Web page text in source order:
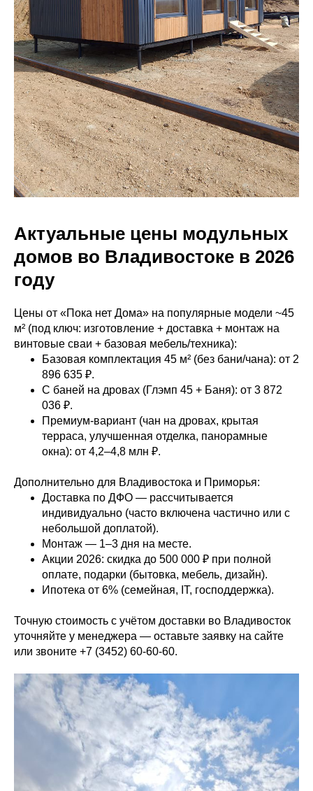
Актуальные цены модульных
домов во Владивостоке в 2026
году
Цены от «Пока нет Дома» на популярные модели ~45
м² (под ключ: изготовление + доставка + монтаж на
винтовые сваи + базовая мебель/техника):
Базовая комплектация 45 м² (без бани/чана): от 2
896 635 ₽.
С баней на дровах (Глэмп 45 + Баня): от 3 872
036 ₽.
Премиум-вариант (чан на дровах, крытая
терраса, улучшенная отделка, панорамные
окна): от 4,2–4,8 млн ₽.
Дополнительно для Владивостока и Приморья:
Доставка по ДФО — рассчитывается
индивидуально (часто включена частично или с
небольшой доплатой).
Монтаж — 1–3 дня на месте.
Акции 2026: скидка до 500 000 ₽ при полной
оплате, подарки (бытовка, мебель, дизайн).
Ипотека от 6% (семейная, IT, господдержка).
Точную стоимость с учётом доставки во Владивосток
уточняйте у менеджера — оставьте заявку на сайте
или звоните +7 (3452) 60-60-60.